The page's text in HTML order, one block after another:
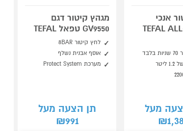
אנכי
TEFAL
מעל
₪
מגהץ קיטור דגם
GV9550 טפאל TEFAL
לחץ קיטור 8BAR
אוסף אבנית נשלף
מערכת Protect System
תן הצעה מעל
₪991